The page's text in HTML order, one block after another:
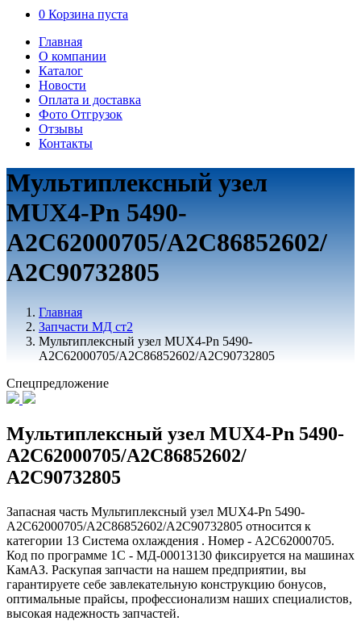
0 Корзина пуста
Главная
О компании
Каталог
Новости
Оплата и доставка
Фото Отгрузок
Отзывы
Контакты
Мультиплексный узел
MUX4-Pn 5490-
А2С62000705/A2C86852602/
А2С90732805
Главная
Запчасти МД ст2
Мультиплексный узел MUX4-Pn 5490-
А2С62000705/A2C86852602/А2С90732805
Спецпредложение
Мультиплексный узел MUX4-Pn 5490-
А2С62000705/A2C86852602/
А2С90732805
Запасная часть Мультиплексный узел MUX4-Pn 5490-
А2С62000705/A2C86852602/А2С90732805 относится к
категории 13 Система охлаждения . Номер - А2С62000705.
Код по программе 1С - МД-00013130 фиксируется на машинах
КамАЗ. Раскупая запчасти на нашем предприятии, вы
гарантируете себе завлекательную конструкцию бонусов,
оптимальные прайсы, профессионализм наших специалистов,
высокая надежность запчастей.